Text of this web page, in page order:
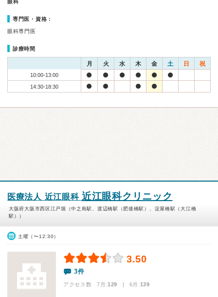
眼科
専門医・資格：
眼科専門医
診療時間
月 火 水 木 金 土 日 祝
10:00-13:00
14:30-18:30
医療法人 近江眼科 近江眼科クリニック
大阪府大阪市西区江戸堀（中之島駅、渡辺橋駅（肥後橋駅）、淀屋橋駅（大江橋
駅））
土曜（〜12:30）
3.50
3件
アクセス数 7月:129 | 6月:139